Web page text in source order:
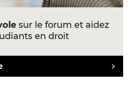
sur le forum et aidez
en droit